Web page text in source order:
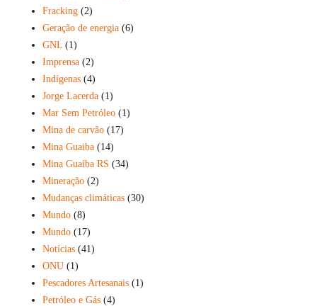
Fracking (2)
Geração de energia (6)
GNL (1)
Imprensa (2)
Indígenas (4)
Jorge Lacerda (1)
Mar Sem Petróleo (1)
Mina de carvão (17)
Mina Guaiba (14)
Mina Guaíba RS (34)
Mineração (2)
Mudanças climáticas (30)
Mundo (8)
Mundo (17)
Notícias (41)
ONU (1)
Pescadores Artesanais (1)
Petróleo e Gás (4)